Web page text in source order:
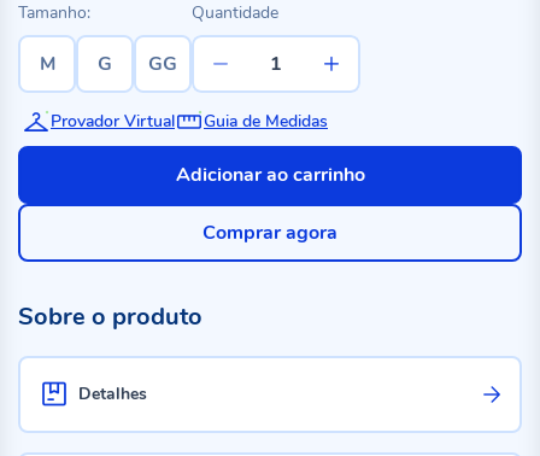
Tamanho:
M G GG
Quantidade
Provador Virtual Guia de Medidas
Adicionar ao carrinho
Comprar agora
Sobre o produto
Detalhes